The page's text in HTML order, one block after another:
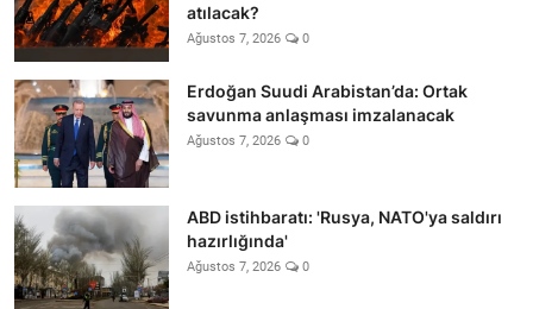
atılacak?
Ağustos 7, 2026 0
Erdoğan Suudi Arabistan’da: Ortak
savunma anlaşması imzalanacak
Ağustos 7, 2026 0
ABD istihbaratı: 'Rusya, NATO'ya saldırı
hazırlığında'
Ağustos 7, 2026 0